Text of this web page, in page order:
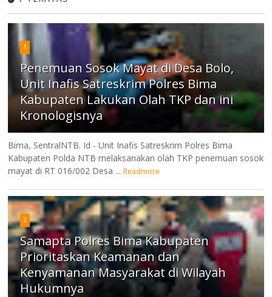
1
Penemuan Sosok Mayat di Desa Bolo,
Unit Inafis Satreskrim Polres Bima
Kabupaten Lakukan Olah TKP dan ini
Kronologisnya
Bima, SentralNTB. Id - Unit Inafis Satreskrim Polres Bima
Kabupaten Polda NTB melaksanakan olah TKP penemuan sosok
mayat di RT 016/002 Desa ... Readmore
2
Samapta Polres Bima Kabupaten
Prioritaskan Keamanan dan
Kenyamanan Masyarakat di Wilayah
Hukumnya